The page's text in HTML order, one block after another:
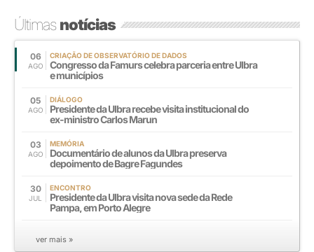
Últimasnotícias
06
AGO
CRIAÇÃO DE OBSERVATÓRIO DE DADOS
Congresso da Famurs celebra parceria entre Ulbra
e municípios
05
AGO
DIÁLOGO
Presidente da Ulbra recebe visita institucional do
ex-ministro Carlos Marun
03
AGO
MEMÓRIA
Documentário de alunos da Ulbra preserva
depoimento de Bagre Fagundes
30
JUL
ENCONTRO
Presidente da Ulbra visita nova sede da Rede
Pampa, em Porto Alegre
ver mais »